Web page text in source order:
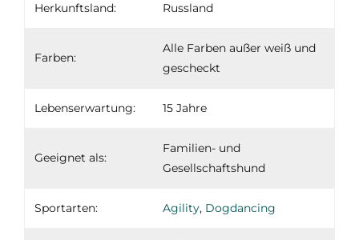
Herkunftsland: Russland
Farben:
Alle Farben außer weiß und
gescheckt
Lebenserwartung: 15 Jahre
Geeignet als:
Familien- und
Gesellschaftshund
Sportarten: Agility, Dogdancing